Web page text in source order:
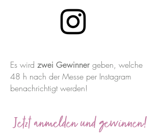
Es wird zwei Gewinner geben, welche
48 h nach der Messe per Instagram
benachrichtigt werden!
Jetzt anmelden und gewinnen!